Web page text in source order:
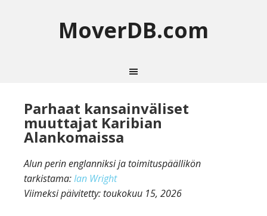
MoverDB.com
Parhaat kansainväliset
muuttajat Karibian
Alankomaissa
Alun perin englanniksi ja toimituspäällikön
tarkistama:Ian Wright
Viimeksi päivitetty:toukokuu 15, 2026